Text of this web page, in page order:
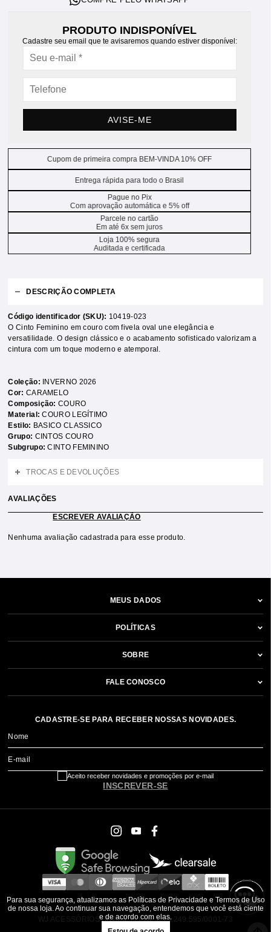
PRODUTO INDISPONÍVEL
Cadastre seu email que te avisaremos quando estiver disponível:
AVISE-ME
Cupom de primeira compra BEM-VINDA 10% OFF
Entrega rápida para todo o Brasil
Pague no Pix
Com aprovação automática e 5% off
Parcele no cartão
Em até 6x sem juros
Loja 100% segura
Auditada e certificada
DESCRIÇÃO COMPLETA
Código identificador (SKU): 10419-023
O Cinto Feminino em couro com fivela oval une elegância e
versatilidade. O design clássico e o acabamento sofisticado valorizam a
cintura com um toque moderno e atemporal.
Coleção:
INVERNO 2026
Cor: CARAMELO
Composição:COURO
Material:COURO LEGÍTIMO
Estilo: BASICO CLASSICO
Grupo: CINTOS COURO
Subgrupo:CINTO FEMININO
TROCAS E DEVOLUÇÕES
AVALIAÇÕES
ESCREVER AVALIAÇÃO
Nenhuma avaliação cadastrada para esse produto.
MEUS DADOS
POLÍTICAS
SOBRE
FALE CONOSCO
CADASTRE-SE PARA RECEBER NOSSAS NOVIDADES.
Nome
E-mail
INSCREVER-SE
Aceito receber novidades e promoções por e-mail
WJ ACESSÓRIOS BRASIL ® CNPJ: 79.249.595/0001-73
Para sua segurança, atualizamos as Políticas de Privacidade e Termos de Uso
de nossa loja. Ao continuar sua navegação, entendemos que você está ciente
e de acordo com elas.